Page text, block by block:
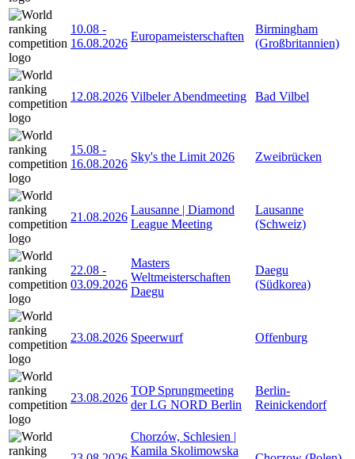
10.08 -
16.08.2026
Europameisterschaften
Birmingham
(Großbritannien)
12.08.2026 Vilbeler Abendmeeting Bad Vilbel
15.08 -
16.08.2026
Sky's the Limit 2026 Zweibrücken
21.08.2026
Lausanne | Diamond
League Meeting
Lausanne
(Schweiz)
22.08 -
03.09.2026
Masters
Weltmeisterschaften
Daegu
Daegu
(Südkorea)
23.08.2026 Speerwurf Offenburg
23.08.2026
TOP Sprungmeeting
der LG NORD Berlin
Berlin-
Reinickendorf
Chorzów, Schlesien |
Kamila Skolimowska